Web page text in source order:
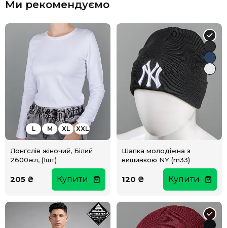
Ми рекомендуємо
L M XL XXL
Лонгслів жіночий, Білий
2600жл, (1шт)
205 ₴ Купити
Шапка молодіжна з
вишивкою NY (m33)
120 ₴ Купити